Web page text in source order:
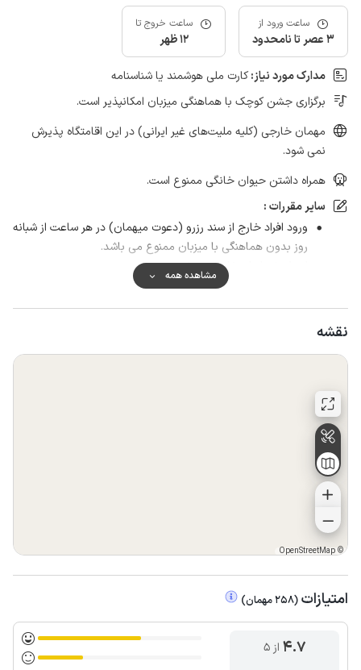
ساعت ورود از
3 عصر تا نامحدود
ساعت خروج تا
12 ظهر
مدارک مورد نیاز:کارت ملی هوشمند یا شناسنامه
برگزاری جشن کوچک با هماهنگی میزبان امکانپذیر است.
مهمان خارجی (کلیه ملیت‌های غیر ایرانی) در این اقامتگاه پذیرش
نمی شود.
همراه داشتن حیوان خانگی ممنوع است.
سایر مقررات :
ورود افراد خارج از سند رزرو (دعوت میهمان) در هر ساعت از شبانه
روز بدون هماهنگی با میزبان ممنوع می باشد.
از پذیرش اتباع خارجی معذوریم.
به فرد و جمع مجردی آقایان اجاره داده نمی شود.
از مهمانان بزرگوار خواهشمندم به هیچ وجه قبل از تایم ورود به
مشاهده همه
نقشه
©
OpenStreetMap
امتیازات (
258مهمان)
4.7 از ۵